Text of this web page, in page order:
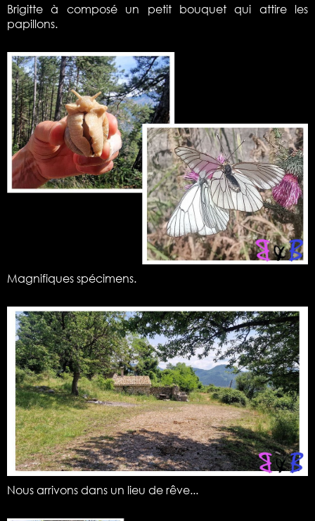
Brigitte à composé un petit bouquet qui attire les
papillons.
Magnifiques spécimens.
Nous arrivons dans un lieu de rêve...